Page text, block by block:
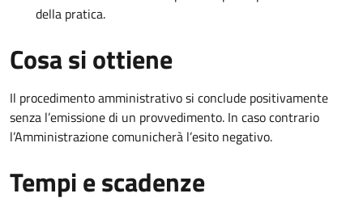
della pratica.
Cosa si ottiene
Il procedimento amministrativo si conclude positivamente
senza l’emissione di un provvedimento. In caso contrario
l’Amministrazione comunicherà l’esito negativo.
Tempi e scadenze